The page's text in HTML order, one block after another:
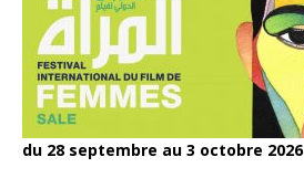
du 28 septembre au 3 octobre 2026